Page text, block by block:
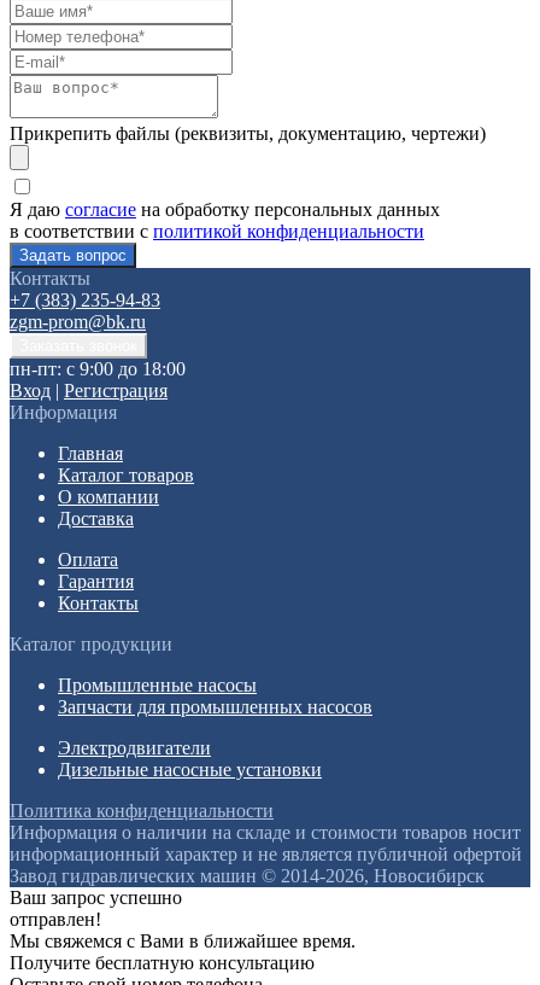
Прикрепить файлы (реквизиты, документацию, чертежи)
Я даю согласие на обработку персональных данных
в соответствии с политикой конфиденциальности
Контакты
+7 (383) 235-94-83
zgm-prom@bk.ru
пн-пт: с 9:00 до 18:00
Вход | Регистрация
Информация
Главная
Каталог товаров
О компании
Доставка
Оплата
Гарантия
Контакты
Каталог продукции
Промышленные насосы
Запчасти для промышленных насосов
Электродвигатели
Дизельные насосные установки
Политика конфиденциальности
Информация о наличии на складе и стоимости товаров носит
информационный характер и не является публичной офертой
Завод гидравлических машин © 2014-2026, Новосибирск
Ваш запрос успешно
отправлен!
Мы свяжемся с Вами в ближайшее время.
Получите бесплатную консультацию